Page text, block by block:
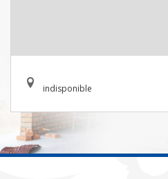
indisponible